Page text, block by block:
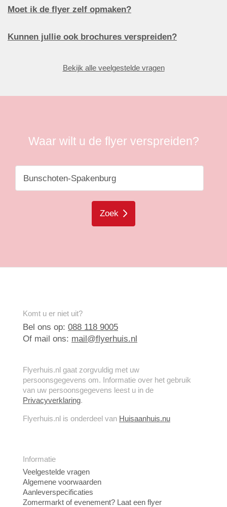
Moet ik de flyer zelf opmaken?
Kunnen jullie ook brochures verspreiden?
Bekijk alle veelgestelde vragen
Waar wilt u de flyer verspreiden?
Zoek
Komt u er niet uit?
Bel ons op: 088 118 9005
Of mail ons: mail@flyerhuis.nl
Flyerhuis.nl gaat zorgvuldig met uw
persoonsgegevens om. Informatie over het gebruik
van uw persoonsgegevens leest u in de
Privacyverklaring.
Flyerhuis.nl is onderdeel van Huisaanhuis.nu
Informatie
Veelgestelde vragen
Algemene voorwaarden
Aanleverspecificaties
Zomermarkt of evenement? Laat een flyer